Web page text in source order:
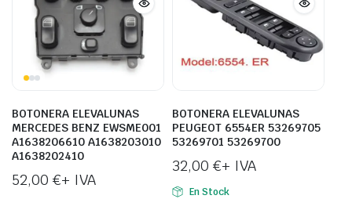
BOTONERA ELEVALUNAS
MERCEDES BENZ EWSME001
A1638206610 A1638203010
A1638202410
52,00 €+ IVA
BOTONERA ELEVALUNAS
PEUGEOT 6554ER 53269705
53269701 53269700
32,00 €+ IVA
En Stock